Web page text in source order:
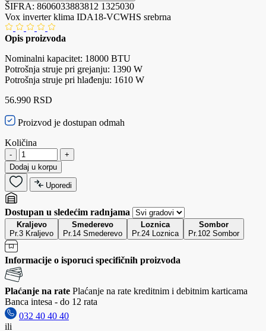
ŠIFRA: 8606033883812 1325030
Vox inverter klima IDA18-VCWHS srebrna
Opis proizvoda
Nominalni kapacitet: 18000 BTU
Potrošnja struje pri grejanju: 1390 W
Potrošnja struje pri hlađenju: 1610 W
56.990 RSD
Proizvod je dostupan odmah
Količina
-
+
Dodaj u korpu
Uporedi
Dostupan u sledećim radnjama
Kraljevo
Pr.3 Kraljevo
Smederevo
Pr.14 Smederevo
Loznica
Pr.24 Loznica
Sombor
Pr.102 Sombor
Informacije o isporuci specifičnih proizvoda
Plaćanje na rate Plaćanje na rate kreditnim i debitnim karticama
Banca intesa - do 12 rata
032 40 40 40
ili